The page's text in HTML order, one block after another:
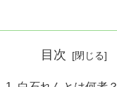
目次